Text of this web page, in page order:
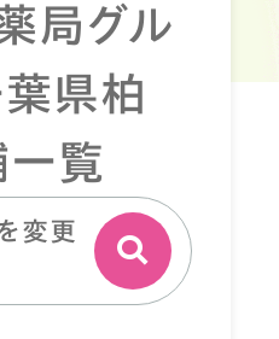
局グル
県柏
覧
変更